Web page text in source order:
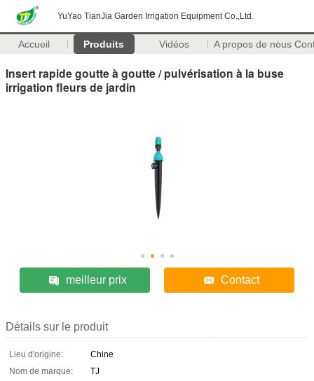
YuYao TianJia Garden Irrigation Equipment Co.,Ltd.
Accueil Produits Vidéos A propos de nous
Insert rapide goutte à goutte / pulvérisation à la buse
irrigation fleurs de jardin
meilleur prix Contact
Détails sur le produit
Lieu d'origine:
Chine
Nom de marque:
TJ